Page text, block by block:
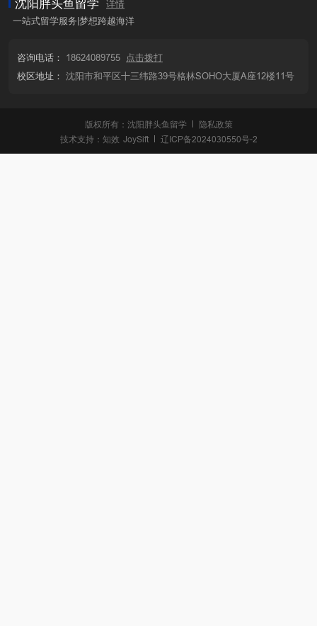
沈阳胖头鱼留学
详情
一站式留学服务|梦想跨越海洋
咨询电话： 18624089755
点击拨打
校区地址： 沈阳市和平区十三纬路39号格林SOHO大厦A座12楼11号
版权所有：沈阳胖头鱼留学
隐私政策
技术支持： 知效 JoySift 辽ICP备2024030550号-2